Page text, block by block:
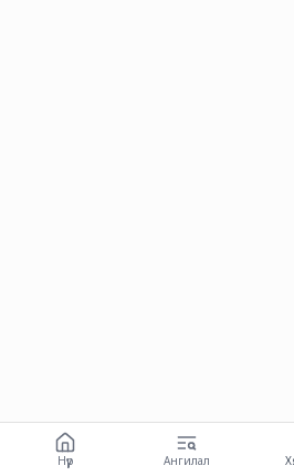
Нүүр Ангилал